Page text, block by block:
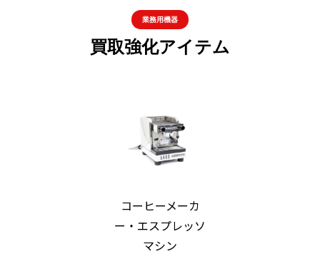
業務用機器
買取強化アイテム
コーヒーメーカ
ー・エスプレッソ
マシン